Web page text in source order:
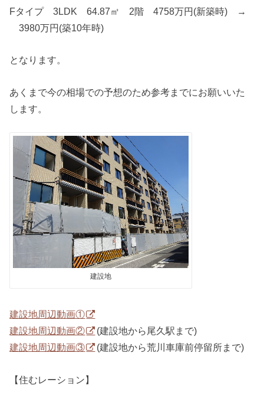
Fタイプ 3LDK 64.87㎡ 2階 4758万円(新築時) →
3980万円(築10年時)
となります。
あくまで今の相場での予想のため参考までにお願いいた
します。
建設地
建設地周辺動画①
建設地周辺動画②
(建設地から尾久駅まで)
建設地周辺動画③
(建設地から荒川車庫前停留所まで)
【住むレーション】